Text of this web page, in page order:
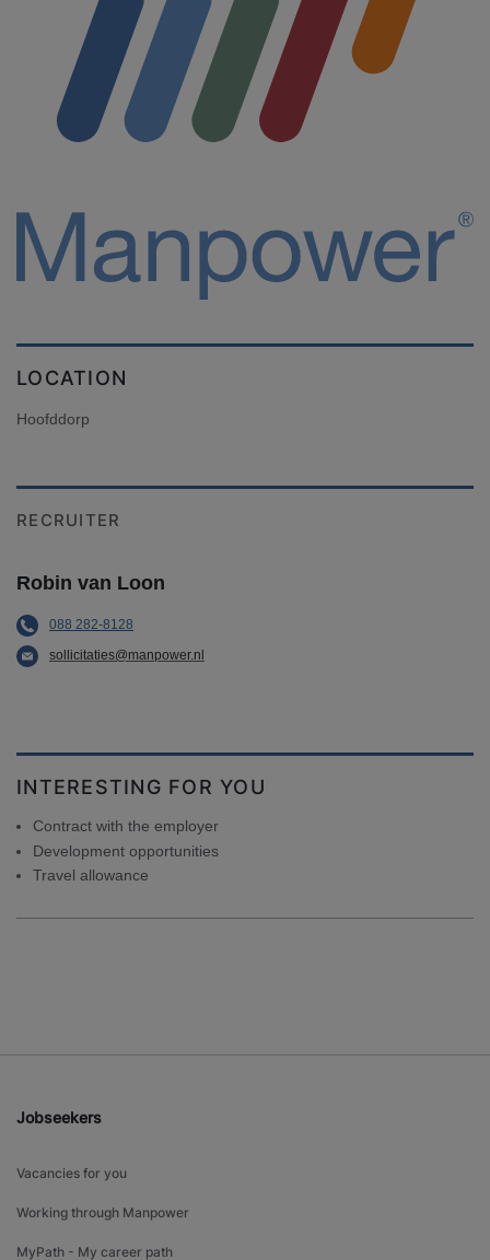
LOCATION
Hoofddorp
RECRUITER
Robin van Loon
088 282-8128
sollicitaties@manpower.nl
INTERESTING FOR YOU
Contract with the employer
Development opportunities
Travel allowance
Jobseekers
Vacancies for you
Working through Manpower
MyPath - My career path